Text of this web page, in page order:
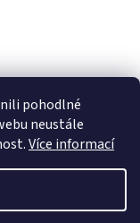
pohodlné
neustále
Více informací